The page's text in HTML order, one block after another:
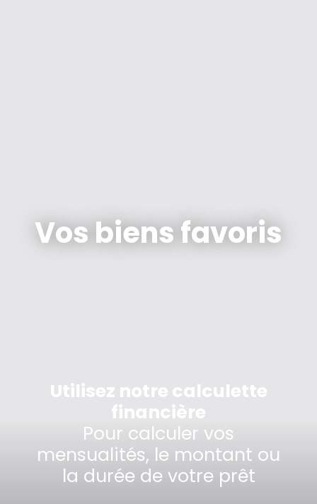
Vos biens favoris
Utilisez notre calculette
financière
Pour calculer vos
mensualités, le montant ou
la durée de votre prêt